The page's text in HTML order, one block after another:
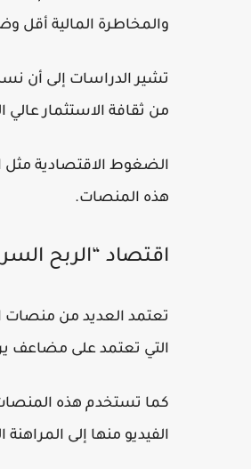
والمخاطرة المالية أقل
تشير الدراسات إلى أن
من ثقافة الاستثمار
الضغوط الاقتصادية مثل
هذه المنصات.
اقتصاد “الربح
التي تعتمد على مضاعف
الفيديو منها إلى المراهنة